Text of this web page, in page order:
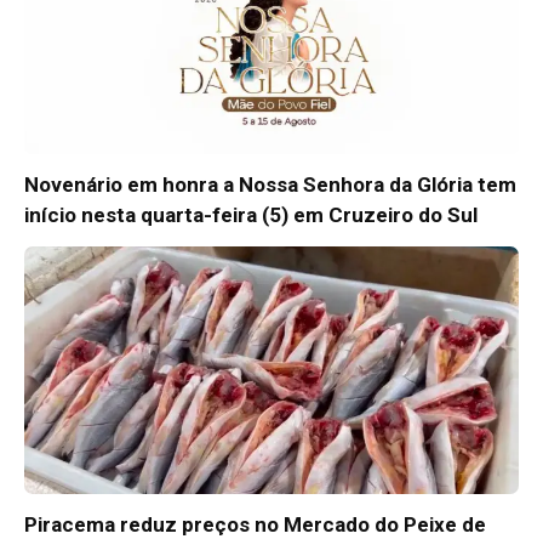
Novenário em honra a Nossa Senhora da Glória tem
início nesta quarta-feira (5) em Cruzeiro do Sul
Piracema reduz preços no Mercado do Peixe de